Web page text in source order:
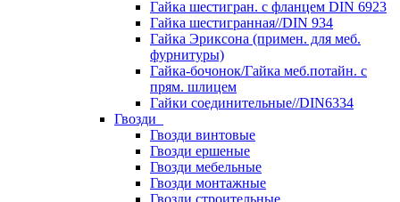
Гайка шестигран. с фланцем DIN 6923
Гайка шестигранная//DIN 934
Гайка Эриксона (примен. для меб.
фурнитуры)
Гайка-бочонок/Гайка меб.потайн. с
прям. шлицем
Гайки соединительные//DIN6334
Гвозди
Гвозди винтовые
Гвозди ершеные
Гвозди мебельные
Гвозди монтажные
Гвозди строительные